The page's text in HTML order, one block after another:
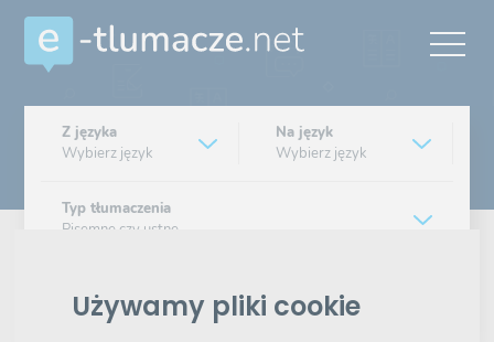
Używamy pliki cookie
Z języka
Wybierz język
Na język
Wybierz język
Typ tłumaczenia
Pisemne czy ustne